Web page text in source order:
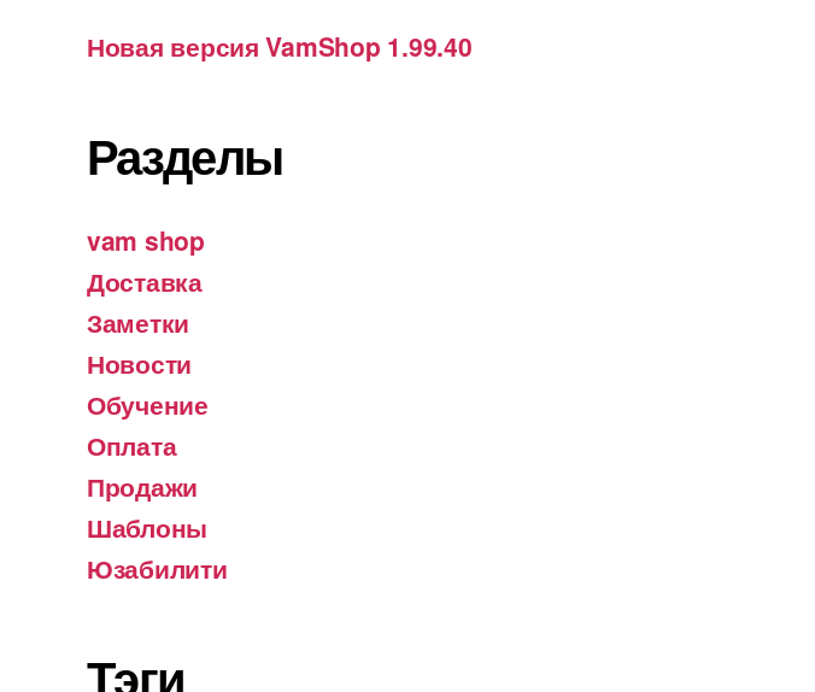
Новая версия VamShop 1.99.40
Разделы
vam shop
Доставка
Заметки
Новости
Обучение
Оплата
Продажи
Шаблоны
Юзабилити
Тэги